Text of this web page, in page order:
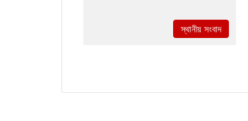
স্থানীয় সংবাদ